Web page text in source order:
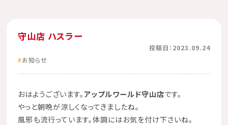
守山店 ハスラー
投稿日：2023.09.24
お知らせ
おはようございます。アップルワールド守山店です。
やっと朝晩が涼しくなってきましたね。
風邪も流行っています。体調にはお気を付け下さいね。